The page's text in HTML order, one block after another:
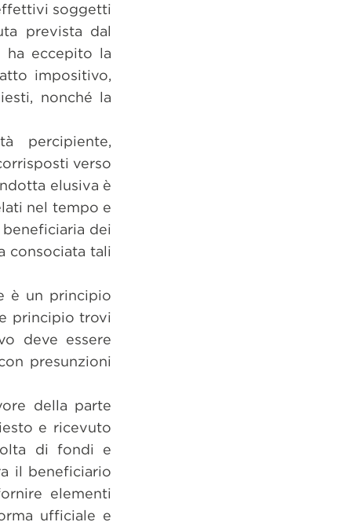
soggetti
prevista dal
eccepito la
impositivo,
nonché la
percipiente,
verso
elusiva è
nel tempo e
dei
consociata tali
è un principio
principio trovi
deve essere
presunzioni
della parte
e ricevuto
di fondi e
il beneficiario
elementi
ufficiale e